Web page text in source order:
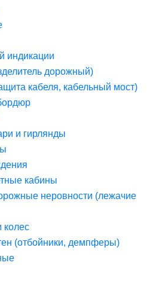
индикации
дорожный)
кабеля, кабельный мост)
и гирлянды
кабины
неровности (лежачие
колес
(отбойники, демпферы)